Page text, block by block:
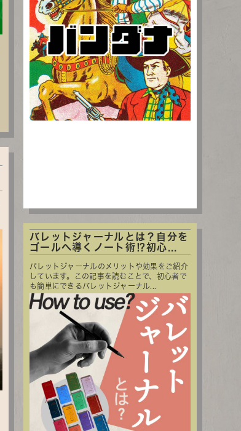
バレットジャーナルとは？自分を
ゴールへ導くノート術⁉初心...
バレットジャーナルのメリットや効果をご紹介
しています。この記事を読むことで、初心者で
も簡単にできるバレットジャーナル...